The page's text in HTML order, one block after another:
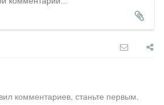
комментариев, станьте первым.